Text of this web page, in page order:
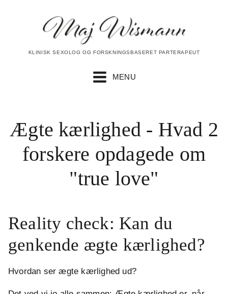
KLINISK SEXOLOG OG FORSKNINGSBASERET PARTERAPEUT
MENU
Ægte kærlighed - Hvad 2
forskere opdagede om
"true love"
Reality check: Kan du
genkende ægte kærlighed?
Hvordan ser ægte kærlighed ud?